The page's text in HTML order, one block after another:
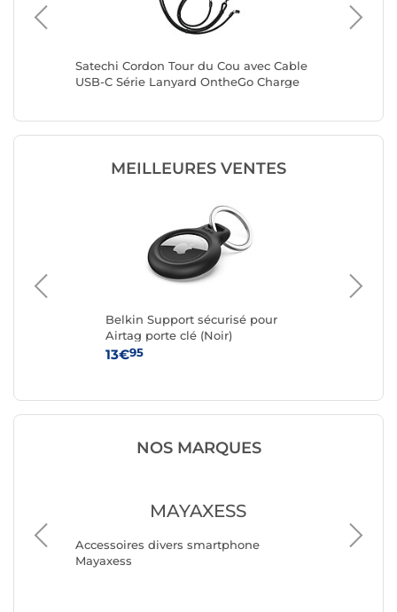
Satechi Cordon Tour du Cou avec Cable
USB-C Série Lanyard OntheGo Charge
MEILLEURES VENTES
Belkin Support sécurisé pour
Airtag porte clé (Noir)
13€95
NOS MARQUES
MAYAXESS
Accessoires divers smartphone
Mayaxess
Avizar